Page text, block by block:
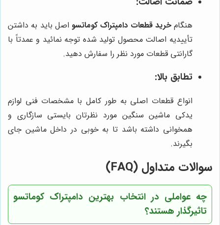
هنگامخرید قطعات دامپتراک کوماتسو اصل باید به داشتن
تأییدیه اصالت محصول تولید شده توجه نمائید و عمدتاً با
گارانتی قطعات مورد نظر را سفارش دهید.
تطابق بالا:
انواع قطعات اصلی به طور کامل با مشخصات فنی لوازم
یدکی ماشین سنگین مورد نظرتان بایستی سازگاری و
همخوانی داشته باشد تا به خوبی در داخل ماشین جای
بگیرند.
سوالات متداول (FAQ)
چه عواملی در انتخاب بهترین دامپتراک کوماتسو
تاثیرگذار هستند؟